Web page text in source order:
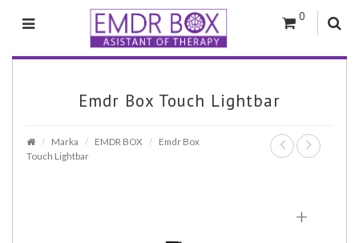
0
Emdr Box Touch Lightbar
Marka EMDR BOX
Emdr Box
Touch Lightbar
+